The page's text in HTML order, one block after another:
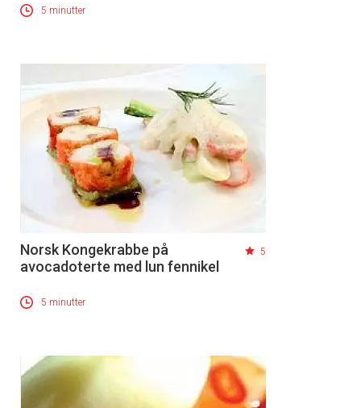
5 minutter
Norsk Kongekrabbe på
avocadoterte med lun fennikel
5
5 minutter